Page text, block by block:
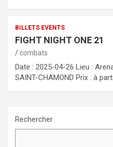
BILLETS EVENTS
FIGHT NIGHT ONE 21
combats
Date : 2025-04-26 Lieu :
SAINT-CHAMOND Prix : à
Rechercher